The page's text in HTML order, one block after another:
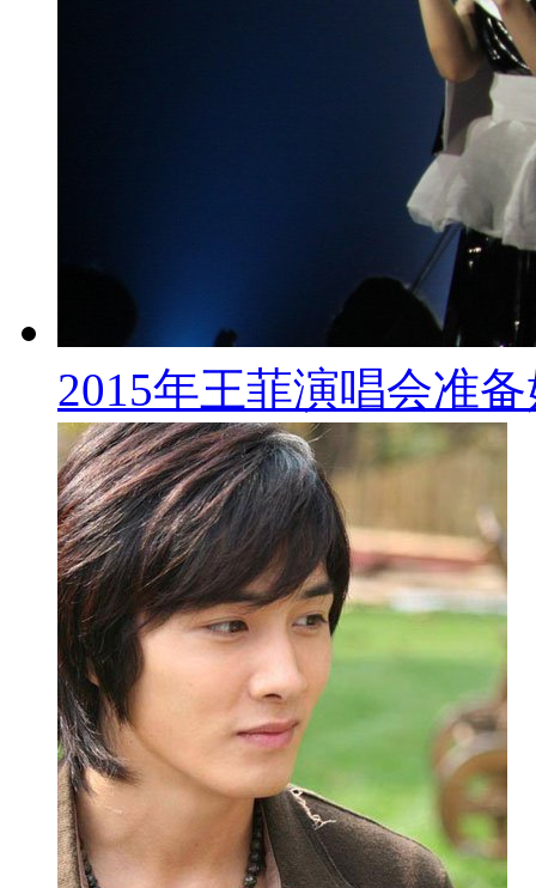
2015年王菲演唱会准